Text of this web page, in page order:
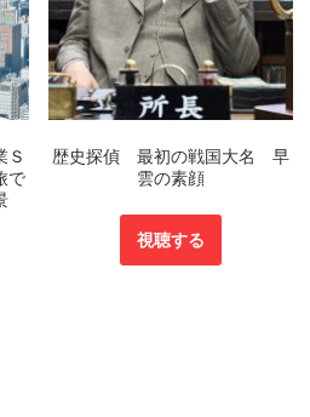
Ｓ
で
歴史探偵 最初の戦国大名 早
雲の素顔
視聴する